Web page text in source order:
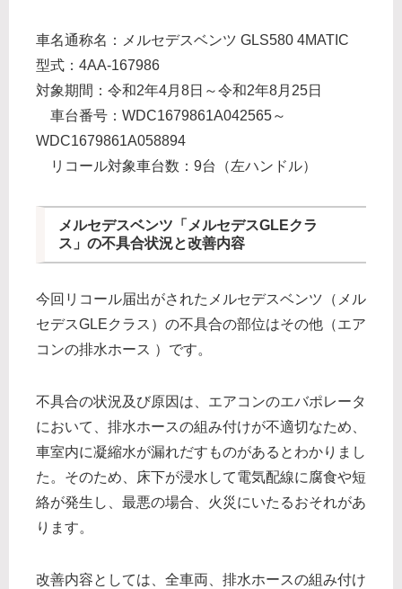
車名通称名：メルセデスベンツ GLS580 4MATIC
型式：4AA-167986
対象期間：令和2年4月8日～令和2年8月25日
車台番号：WDC1679861A042565～
WDC1679861A058894
リコール対象車台数：9台（左ハンドル）
メルセデスベンツ「メルセデスGLEクラ
ス」の不具合状況と改善内容
今回リコール届出がされたメルセデスベンツ（メル
セデスGLEクラス）の不具合の部位はその他（エア
コンの排水ホース ）です。
不具合の状況及び原因は、エアコンのエバポレータ
において、排水ホースの組み付けが不適切なため、
車室内に凝縮水が漏れだすものがあるとわかりまし
た。そのため、床下が浸水して電気配線に腐食や短
絡が発生し、最悪の場合、火災にいたるおそれがあ
ります。
改善内容としては、全車両、排水ホースの組み付け